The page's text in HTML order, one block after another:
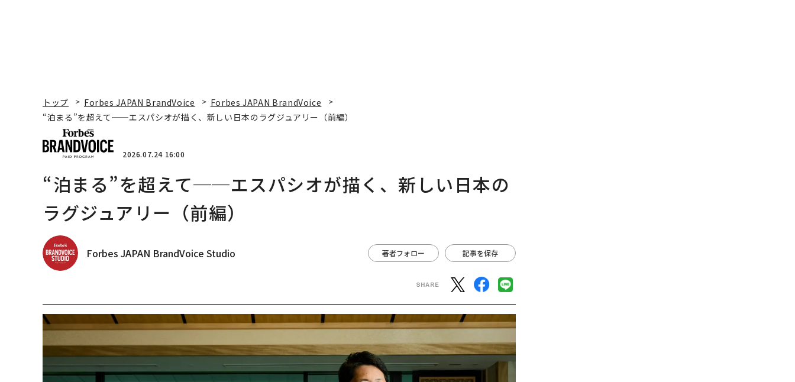
トップ Forbes JAPAN BrandVoice
Forbes JAPAN BrandVoice
“泊まる”を超えて──エスパシオが描く、新しい日本のラグジュアリー（前編）
2026.07.24 16:00
“泊まる”を超えて──エスパシオが描く、新しい日本の
ラグジュアリー（前編）
Forbes JAPAN BrandVoice Studio 著者フォロー 記事を保存